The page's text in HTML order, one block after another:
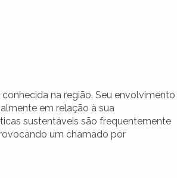
na região. Seu envolvimento
em relação à sua
sustentáveis são frequentemente
um chamado por